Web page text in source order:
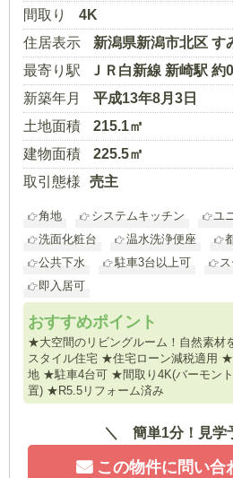
間取り
4K
住居表示
新潟
最寄り駅
ＪＲ白新線 新崎駅 約
新築年月
平成13年8月3日
土地面積
215.1㎡
建物面積
225.5㎡
取引態様
売主
角地 システムキッチン
ユ
洗面化粧台
温水洗浄便座
公共下水
駐車3台以上可
即入居可
おすすめポイント
★大空間のリビングルーム！自然素材
スタイル住宅 ★住宅ローン減税適用
地 ★駐車4台可 ★間取り4K(バーモン
置) ★R5.5リフォーム済み
簡単1分！見学
この物件に問い合